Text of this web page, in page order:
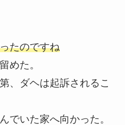
たのですね
めた。
、ダヘは起訴されるこ
でいた家へ向かった。